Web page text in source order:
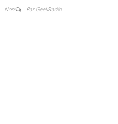
Non Par GeekRadin